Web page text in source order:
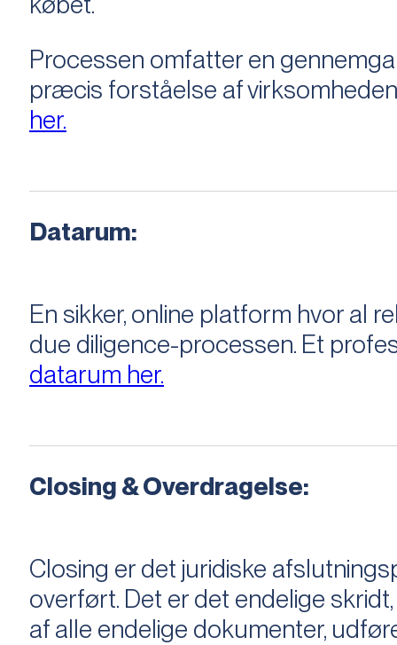
Processen omfatter en
præcis forståelse af
her.
Datarum:
En sikker, online platform hvor al
due diligence-processen. Et
datarum her.
Closing & Overdragelse:
Closing er det juridiske
overført. Det er det endelige
af alle endelige dokumenter,